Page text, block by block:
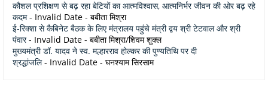
कौशल प्रशिक्षण से बढ़ रहा बेटियों का आत्मविश्वास, आत्मनिर्भर जीवन की ओर बढ़ रहे
कदम- Invalid Date - बबीता मिश्रा
ई-रिक्शा से कैबिनेट बैठक के लिए मंत्रालय पहुंचे मंत्री द्वय श्री टेटवाल और श्री
पंवार- Invalid Date - बबीता मिश्रा/शिवम शुक्ल
मुख्यमंत्री डॉ. यादव ने स्व. मल्हारराव होल्कर की पुण्यतिथि पर दी
श्रद्धांजलि- Invalid Date - घनश्याम सिरसाम